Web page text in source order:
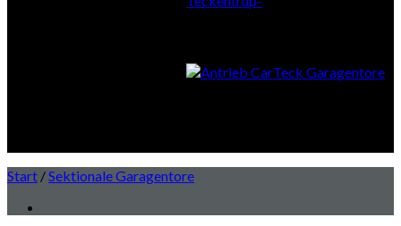
Start /Sektionale Garagentore